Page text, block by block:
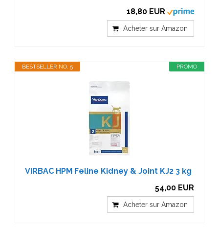
18,80 EUR
Acheter sur Amazon
PROMO
BESTSELLER NO. 5
VIRBAC HPM Feline Kidney & Joint KJ2 3 kg
54,00 EUR
Acheter sur Amazon